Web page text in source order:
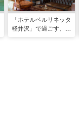
「ホテルベルリネッタ
軽井沢」で過ごす、ア